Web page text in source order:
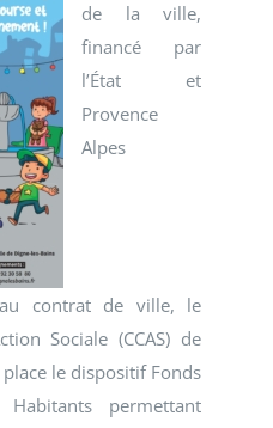
de la ville,
financé par
l’État et
Provence
Alpes
contrat de ville, le
Sociale (CCAS) de
le dispositif Fonds
permettant